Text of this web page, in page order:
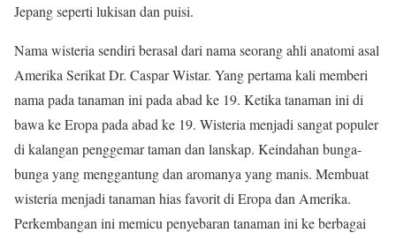
Jepang seperti lukisan dan puisi.
Nama wisteria sendiri berasal dari nama seorang ahli anatomi asal
Amerika Serikat Dr. Caspar Wistar. Yang pertama kali memberi
nama pada tanaman ini pada abad ke 19. Ketika tanaman ini di
bawa ke Eropa pada abad ke 19. Wisteria menjadi sangat populer
di kalangan penggemar taman dan lanskap. Keindahan bunga-
bunga yang menggantung dan aromanya yang manis. Membuat
wisteria menjadi tanaman hias favorit di Eropa dan Amerika.
Perkembangan ini memicu penyebaran tanaman ini ke berbagai